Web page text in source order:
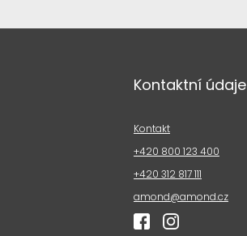
Kontaktní údaje
Kontakt
+420 800 123 400
+420 312 817 111
amond@amond.cz